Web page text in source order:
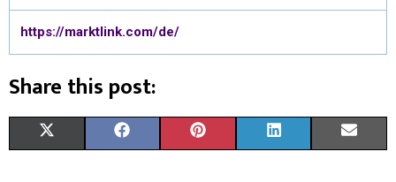
https://marktlink.com/de/
Share this post: